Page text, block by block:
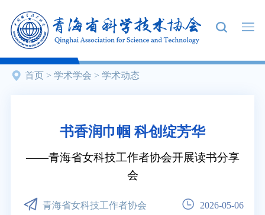
首页 > 学术学会 > 学术动态
书香润巾帼 科创绽芳华
青海省女科技工作者协会开展读书分享
会
青海省女科技工作者协会 2026-05-06